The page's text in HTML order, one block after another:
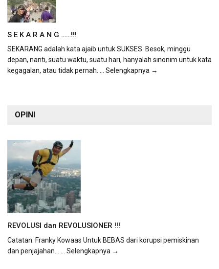
S E K A R A N G ……!!!
SEKARANG adalah kata ajaib untuk SUKSES. Besok, minggu
depan, nanti, suatu waktu, suatu hari, hanyalah sinonim untuk kata
kegagalan, atau tidak pernah. ... Selengkapnya →
OPINI
REVOLUSI dan REVOLUSIONER !!!
Catatan: Franky Kowaas Untuk BEBAS dari korupsi pemiskinan
dan penjajahan...
... Selengkapnya →